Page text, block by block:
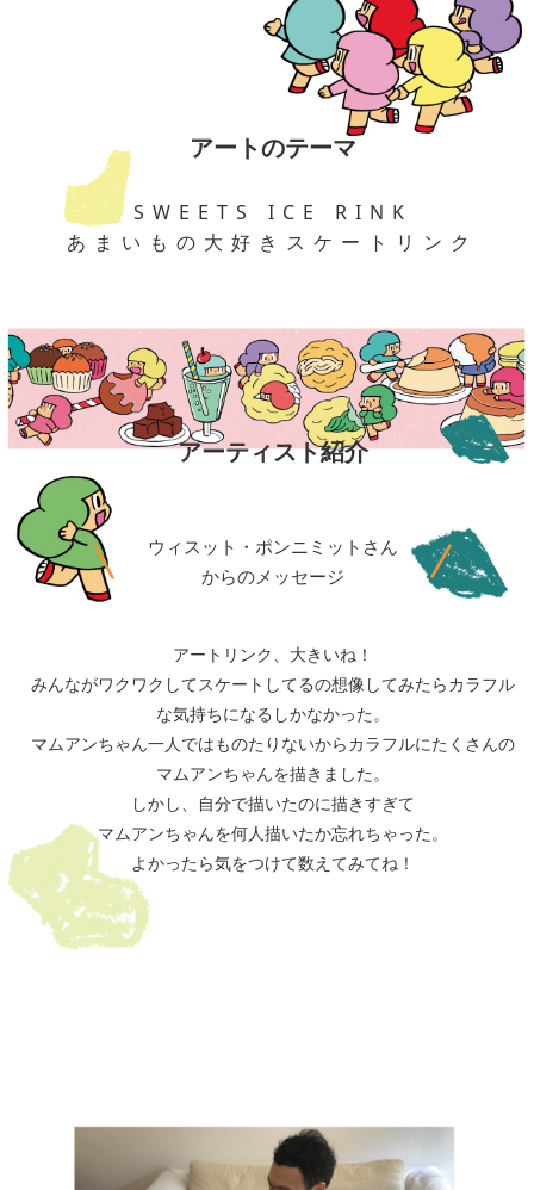
アートのテーマ
SWEETS ICE RINK
あまいもの大好きスケートリンク
アーティスト紹介
ウィスット・ポンニミットさん
からのメッセージ
アートリンク、大きいね！
みんながワクワクしてスケートしてるの想像してみたらカラフル
な気持ちになるしかなかった。
マムアンちゃん一人ではものたりないからカラフルにたくさんの
マムアンちゃんを描きました。
しかし、自分で描いたのに描きすぎて
マムアンちゃんを何人描いたか忘れちゃった。
よかったら気をつけて数えてみてね！